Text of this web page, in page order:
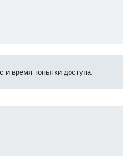
и время попытки доступа.